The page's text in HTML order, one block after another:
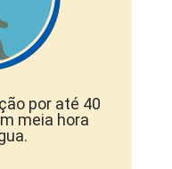
por até 40
meia hora